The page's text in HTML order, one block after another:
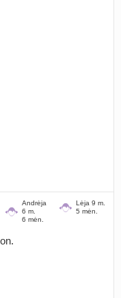
Andrėja
6 m.
6 mėn.
Lėja 9 m.
5 mėn.